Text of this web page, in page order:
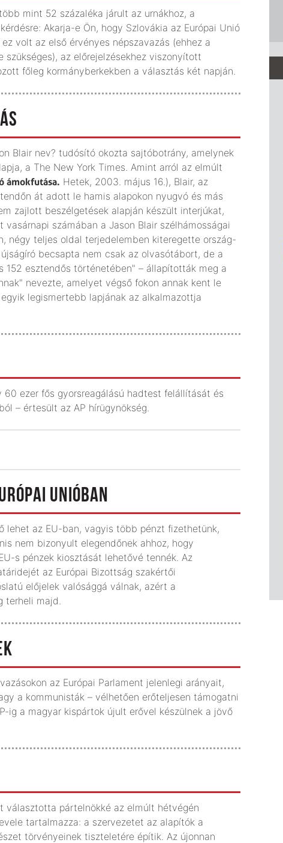
mint 52 százaléka járult az urnákhoz, a
Akarja-e Ön, hogy Szlovákia az Európai Unió
volt az első érvényes népszavazás (ehhez a
az előrejelzésekhez viszonyított
főleg kormányberkekben a választás két napján.
Blair nev? tudósító okozta sajtóbotrány, amelynek
a The New York Times. Amint arról az elmúlt
ámokfutása. Hetek, 2003. május 16.), Blair, az
át adott le hamis alapokon nyugvó és más
zajlott beszélgetések alapján készült interjúkat,
számában a Jason Blair szélhámosságai
négy teljes oldal terjedelemben kiteregette ország-
becsapta nem csak az olvasótábort, de a
152 esztendős történetében" – állapították meg a
nevezte, amelyet végső fokon annak kent le
legismertebb lapjának az alkalmazottja
60 ezer fős gyorsreagálású hadtest felállítását és
– értesült az AP hírügynökség.
UNIÓBAN
lehet az EU-ban, vagyis több pénzt fizethetünk,
nem bizonyult elegendőnek ahhoz, hogy
s pénzek kiosztását lehetővé tennék. Az
az Európai Bizottság szakértői
előjelek valósággá válnak, azért a
terheli majd.
az Európai Parlament jelenlegi arányait,
a kommunisták – vélhetően erőteljesen támogatni
ig a magyar kispártok újult erővel készülnek a jövő
választotta pártelnökké az elmúlt hétvégén
tartalmazza: a szervezetet az alapítók a
törvényeinek tiszteletére építik. Az újonnan